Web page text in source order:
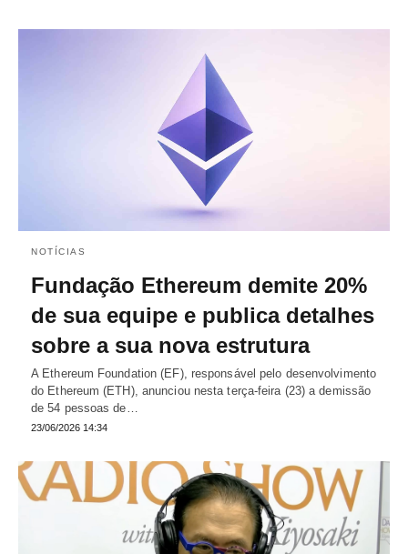
NOTÍCIAS
Fundação Ethereum demite 20%
de sua equipe e publica detalhes
sobre a sua nova estrutura
A Ethereum Foundation (EF), responsável pelo desenvolvimento
do Ethereum (ETH), anunciou nesta terça-feira (23) a demissão
de 54 pessoas de…
23/06/2026 14:34